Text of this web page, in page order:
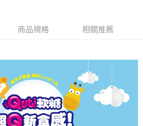
內提供個人資料，並將交易相關給付款項請求債
公司。
徵得法定代理人或監護人之同意方可使用
經同意申辦者引起之損失，本公司不負相關責
」時，將依據個別帳號之用戶狀況，依本公司即
；若仍有額度不足之情形，本公司將視審查結果
或使用他人資訊註冊。若發現惡意使用之情形，
權停止該用戶之使用額度並採取法律行動。
商品規格 相關推薦